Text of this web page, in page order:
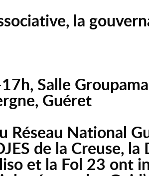
la
Salle Groupama
Guéret
National
de la Creuse,
et la Fol 23 ont